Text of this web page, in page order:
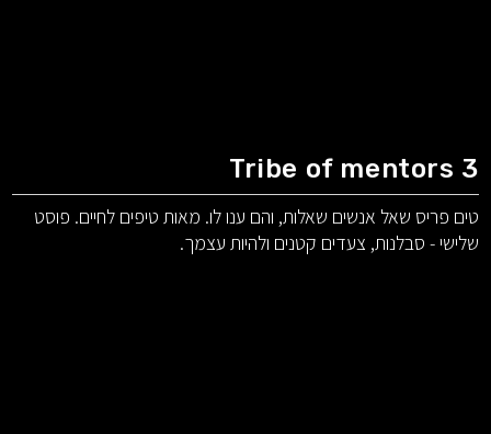
Tribe of mentors 3
טים פריס שאל אנשים שאלות, והם ענו לו. מאות טיפים לחיים. פוסט
שלישי - סבלנות, צעדים קטנים ולהיות עצמך.